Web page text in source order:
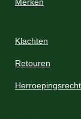
Merken
Klachten
Retouren
Herroepingsrecht